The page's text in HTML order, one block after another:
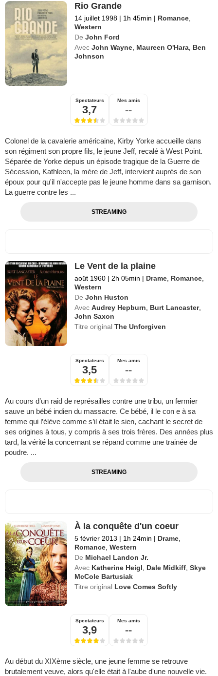
Rio Grande
14 juillet 1998 | 1h 45min | Romance
Western
De John Ford
Avec John Wayne Maureen O'Hara Ben
Johnson
Spectateurs
3,7
Mes amis
--
Colonel de la cavalerie américaine, Kirby Yorke accueille dans
son régiment son propre fils, le jeune Jeff, recalé à West Point.
Séparée de Yorke depuis un épisode tragique de la Guerre de
Sécession, Kathleen, la mère de Jeff, intervient auprès de son
époux pour qu'il n'accepte pas le jeune homme dans sa garnison.
La guerre contre les ...
STREAMING
Le Vent de la plaine
août 1960 | 2h 05min | Drame Romance
Western
De John Huston
Avec Audrey Hepburn Burt Lancaster,
John Saxon
Titre originalThe Unforgiven
Spectateurs
3,5
Mes amis
--
Au cours d’un raid de représailles contre une tribu, un fermier
sauve un bébé indien du massacre. Ce bébé, il le con e à sa
femme qui l’élève comme s’il était le sien, cachant le secret de
ses origines à tous, y compris à ses trois frères. Des années plus
tard, la vérité la concernant se répand comme une trainée de
poudre. ...
STREAMING
À la conquête d'un coeur
5 février 2013 | 1h 24min | Drame
Romance ,Western
De Michael Landon Jr.
Avec Katherine Heigl Dale Midkiff ,Skye
McCole Bartusiak
Titre original Love Comes Softly
Spectateurs
3,9
Mes amis
--
Au début du XIXème siècle, une jeune femme se retrouve
brutalement veuve, alors qu'elle était à l'aube d'une nouvelle vie.